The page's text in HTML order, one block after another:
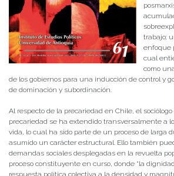
trabajo;
enfoque
cual
como
de los gobiernos para una inducción de control y
de dominación y subordinación.
Al respecto de la precariedad en Chile, el
precariedad se ha extendido transversalmente a
vida, lo cual ha sido parte de un proceso de larga
asumido un carácter estructural. Ello también
demandas sociales desplegadas en la revuelta
proceso constituyente en curso, donde “la